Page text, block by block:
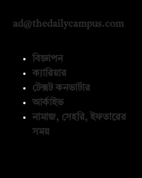
ad@thedailycampus.com
বিজ্ঞাপন
ক্যারিয়ার
টেক্সট কনভার্টার
আর্কাইভ
নামাজ, সেহরি, ইফতারের
সময়